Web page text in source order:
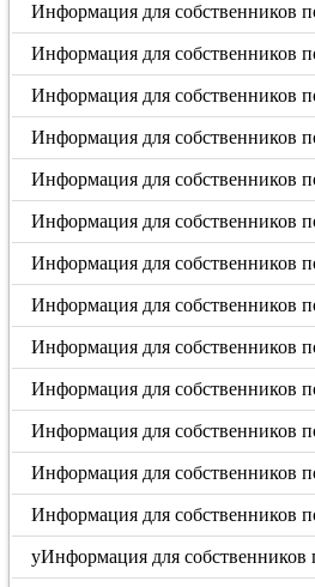
Информация для собственников
Информация для собственников
Информация для собственников
Информация для собственников
Информация для собственников
Информация для собственников
Информация для собственников
Информация для собственников
Информация для собственников
Информация для собственников
Информация для собственников
Информация для собственников
Информация для собственников
уИнформация для